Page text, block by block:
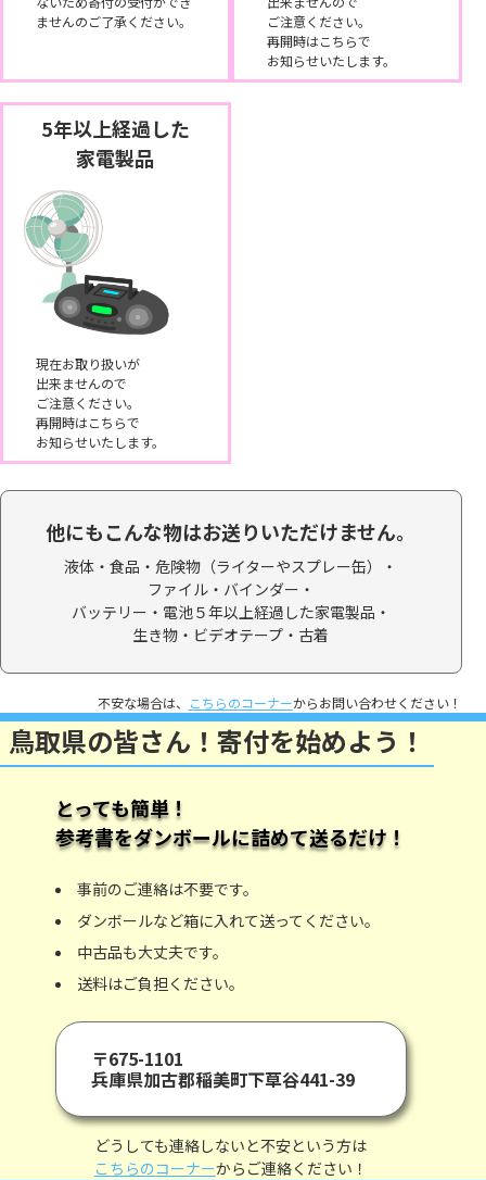
ませんのご了承ください。
ご注意ください。
再開時はこちらで
お知らせいたします。
5年以上経過した
家電製品
現在お取り扱いが
出来ませんので
ご注意ください。
再開時はこちらで
お知らせいたします。
他にもこんな物はお送りいただけません。
液体・食品・ 危険物（ライターやスプレー缶）・
ファイル・バインダー・
バッテリー・電池５年以上経過した家電製品・
生き物・ビデオテープ・ 古着
不安な場合は、 こちらのコーナーからお問い合わせください！
鳥取県の皆さん！寄付を始めよう！
とっても簡単！
参考書をダンボールに詰めて送るだけ！
事前のご連絡は不要です。
ダンボールなど箱に入れて送ってください。
中古品も大丈夫です。
送料はご負担ください。
〒675-1101
兵庫県加古郡稲美町下草谷441-39
どうしても連絡しないと不安という方は
こちらのコーナーからご連絡ください！